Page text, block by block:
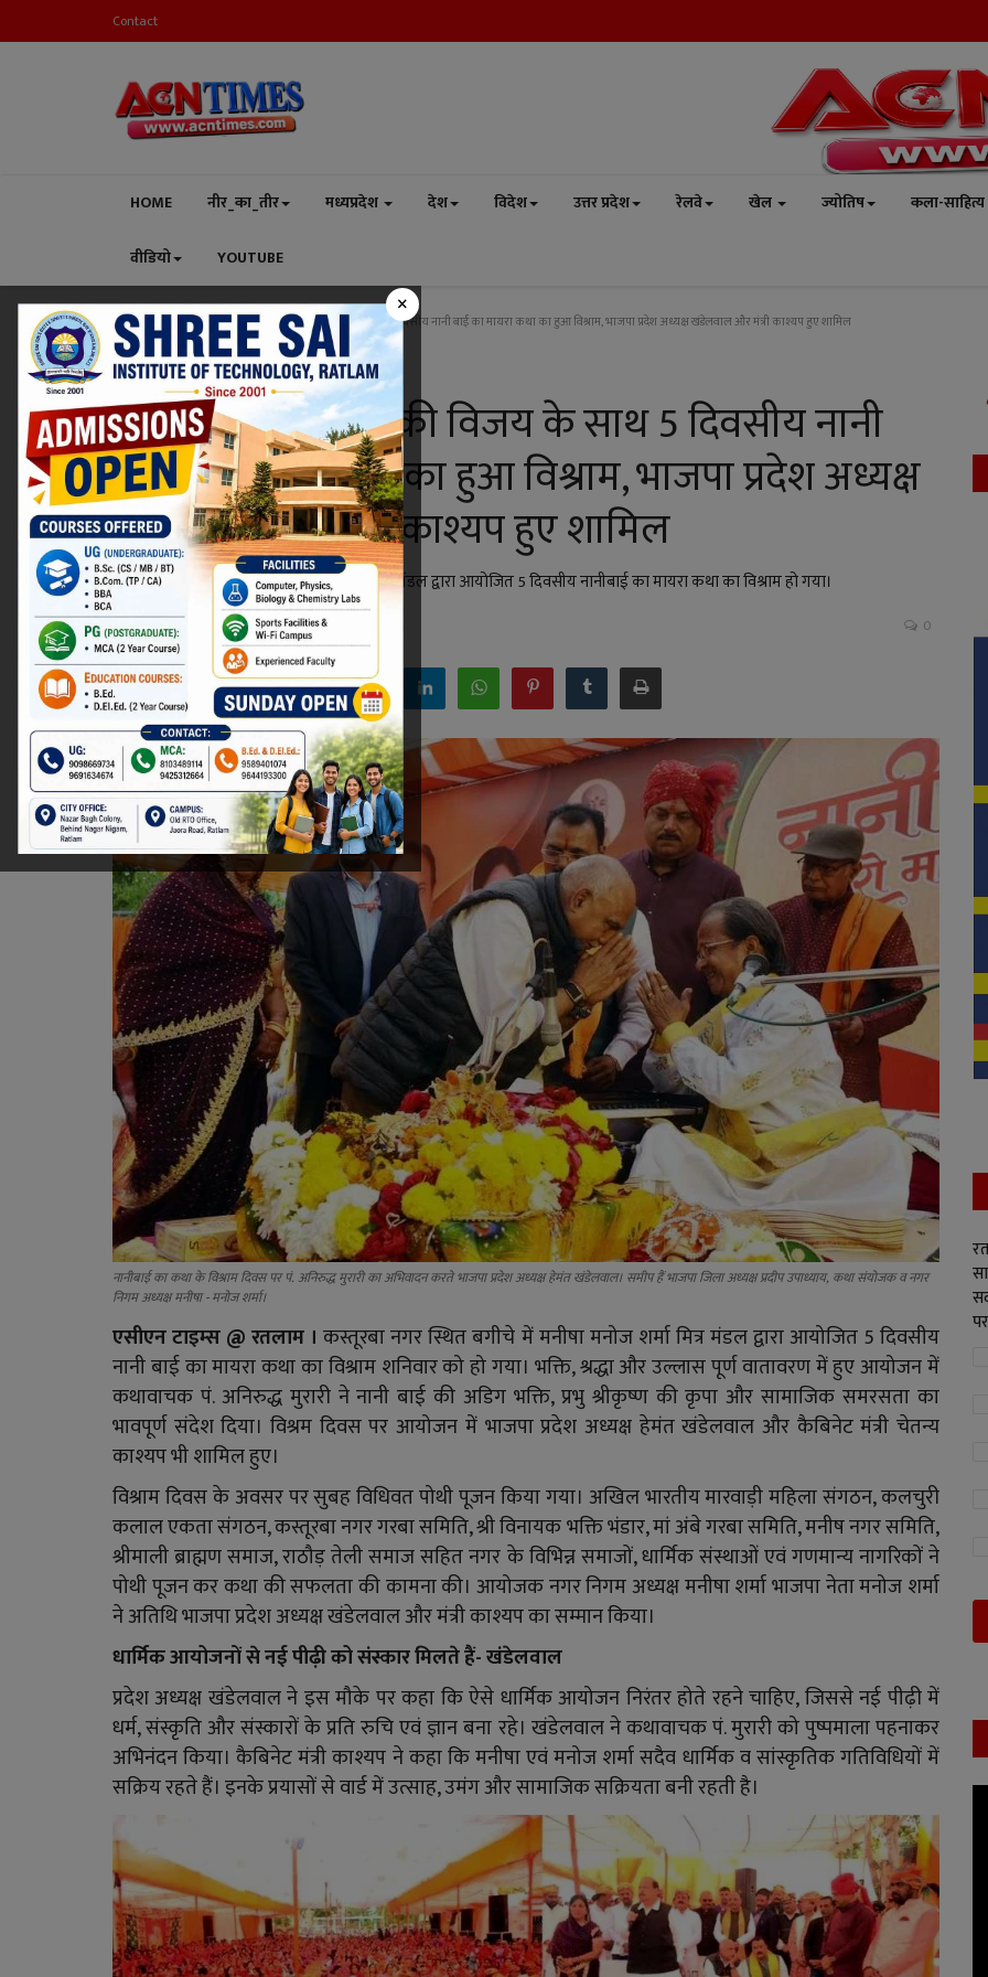
Contact
HOME नीर_का_तीर मध्यप्रदेश देश विदेश उत्तर प्रदेश रेलवे खेल ज्योतिष कला-साहित्य
वीडियो YOUTUBE
×
Home धर्म-संस्कृति धर्म-संस्कृति : भक्ति की विजय के साथ 5 दिवसीय नानी बाई का मायरा कथा का हुआ विश्राम, भाजपा प्रदेश अध्यक्ष खंडेलवाल और मंत्री काश्यप हुए शामिल
धर्म-संस्कृति
धर्म-संस्कृति : भक्ति की विजय के साथ 5 दिवसीय नानी
बाई का मायरा कथा का हुआ विश्राम, भाजपा प्रदेश अध्यक्ष
खंडेलवाल और मंत्री काश्यप हुए शामिल
रतलाम नगर निगम अध्यक्ष मनीषा मनोज शर्मा मित्र मंडल द्वारा आयोजित 5 दिवसीय नानीबाई का मायरा कथा का विश्राम हो गया।
Niraj Kumar Shukla Jan 11, 2026 - 10:15 0
Facebook Twitter
नानीबाई का कथा के विश्राम दिवस पर पं. अनिरुद्ध मुरारी का अभिवादन करते भाजपा प्रदेश अध्यक्ष हेमंत खंडेलवाल। समीप हैं भाजपा जिला अध्यक्ष प्रदीप उपाध्याय, कथा संयोजक व नगर
निगम अध्यक्ष मनीषा - मनोज शर्मा।
एसीएन टाइम्स @ रतलाम । कस्तूरबा नगर स्थित बगीचे में मनीषा मनोज शर्मा मित्र मंडल द्वारा आयोजित 5 दिवसीय
नानी बाई का मायरा कथा का विश्राम शनिवार को हो गया। भक्ति, श्रद्धा और उल्लास पूर्ण वातावरण में हुए आयोजन में
कथावाचक पं. अनिरुद्ध मुरारी ने नानी बाई की अडिग भक्ति, प्रभु श्रीकृष्ण की कृपा और सामाजिक समरसता का
भावपूर्ण संदेश दिया। विश्रम दिवस पर आयोजन में भाजपा प्रदेश अध्यक्ष हेमंत खंडेलवाल और कैबिनेट मंत्री चेतन्य
काश्यप भी शामिल हुए।
विश्राम दिवस के अवसर पर सुबह विधिवत पोथी पूजन किया गया। अखिल भारतीय मारवाड़ी महिला संगठन, कलचुरी
कलाल एकता संगठन, कस्तूरबा नगर गरबा समिति, श्री विनायक भक्ति भंडार, मां अंबे गरबा समिति, मनीष नगर समिति,
श्रीमाली ब्राह्मण समाज, राठौड़ तेली समाज सहित नगर के विभिन्न समाजों, धार्मिक संस्थाओं एवं गणमान्य नागरिकों ने
पोथी पूजन कर कथा की सफलता की कामना की। आयोजक नगर निगम अध्यक्ष मनीषा शर्मा भाजपा नेता मनोज शर्मा
ने अतिथि भाजपा प्रदेश अध्यक्ष खंडेलवाल और मंत्री काश्यप का सम्मान किया।
धार्मिक आयोजनों से नई पीढ़ी को संस्कार मिलते हैं- खंडेलवाल
प्रदेश अध्यक्ष खंडेलवाल ने इस मौके पर कहा कि ऐसे धार्मिक आयोजन निरंतर होते रहने चाहिए, जिससे नई पीढ़ी में
धर्म, संस्कृति और संस्कारों के प्रति रुचि एवं ज्ञान बना रहे। खंडेलवाल ने कथावाचक पं. मुरारी को पुष्पमाला पहनाकर
अभिनंदन किया। कैबिनेट मंत्री काश्यप ने कहा कि मनीषा एवं मनोज शर्मा सदैव धार्मिक व सांस्कृतिक गतिविधियों में
सक्रिय रहते हैं। इनके प्रयासों से वार्ड में उत्साह, उमंग और सामाजिक सक्रियता बनी रहती है।